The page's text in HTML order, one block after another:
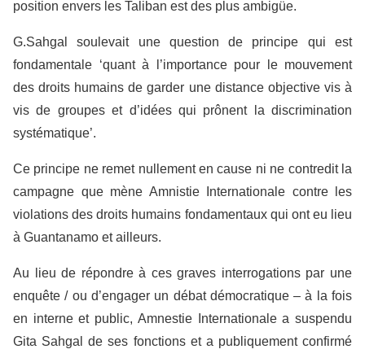
position envers les Taliban est des plus ambigüe.
G.Sahgal soulevait une question de principe qui est
fondamentale ‘quant à l’importance pour le mouvement
des droits humains de garder une distance objective vis à
vis de groupes et d’idées qui prônent la discrimination
systématique’.
Ce principe ne remet nullement en cause ni ne contredit la
campagne que mène Amnistie Internationale contre les
violations des droits humains fondamentaux qui ont eu lieu
à Guantanamo et ailleurs.
Au lieu de répondre à ces graves interrogations par une
enquête / ou d’engager un débat démocratique – à la fois
en interne et public, Amnestie Internationale a suspendu
Gita Sahgal de ses fonctions et a publiquement confirmé